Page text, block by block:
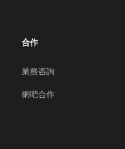
合作
業務咨詢
網吧合作